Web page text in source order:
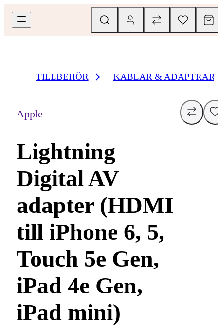
TILLBEHÖR KABLAR & ADAPTRAR
Apple
Lightning
Digital AV
adapter (HDMI
till iPhone 6, 5,
Touch 5e Gen,
iPad 4e Gen,
iPad mini)